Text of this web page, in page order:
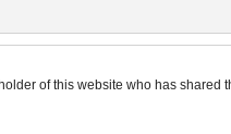
of this website who has shared